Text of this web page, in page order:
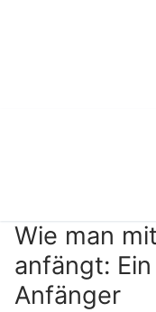
Wie man
anfängt:
Anfänger